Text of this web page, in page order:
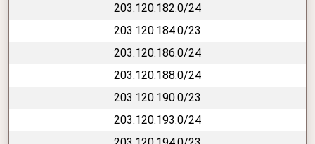
203.120.182.0/24
203.120.184.0/23
203.120.186.0/24
203.120.188.0/24
203.120.190.0/23
203.120.193.0/24